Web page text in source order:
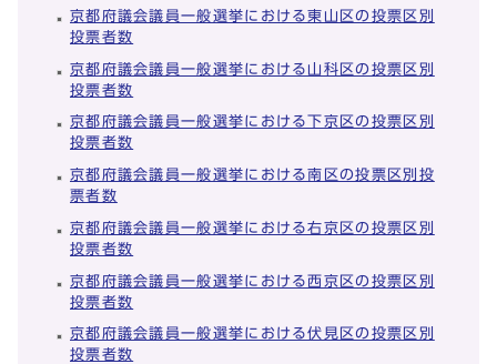
京都府議会議員一般選挙における東山区の投票区別
投票者数
京都府議会議員一般選挙における山科区の投票区別
投票者数
京都府議会議員一般選挙における下京区の投票区別
投票者数
京都府議会議員一般選挙における南区の投票区別投
票者数
京都府議会議員一般選挙における右京区の投票区別
投票者数
京都府議会議員一般選挙における西京区の投票区別
投票者数
京都府議会議員一般選挙における伏見区の投票区別
投票者数